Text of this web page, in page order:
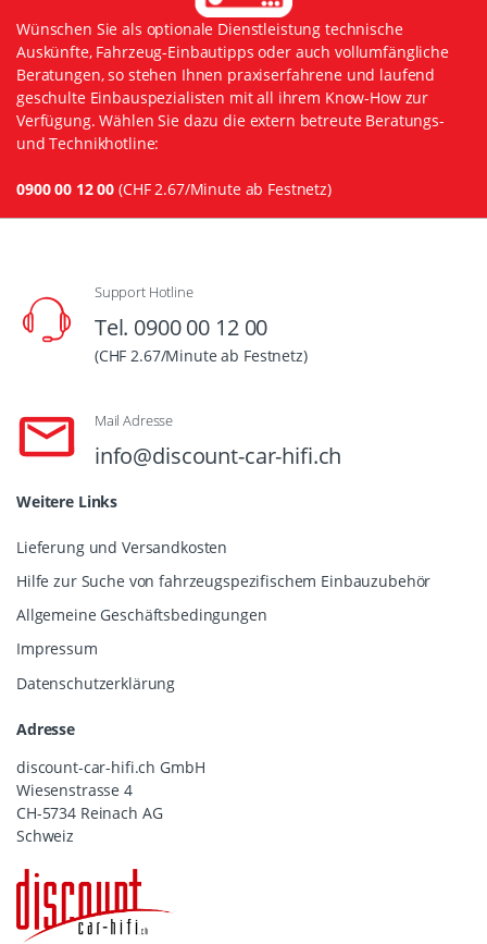
Wünschen Sie als optionale Dienstleistung technische
Auskünfte, Fahrzeug-Einbautipps oder auch vollumfängliche
Beratungen, so stehen Ihnen praxiserfahrene und laufend
geschulte Einbauspezialisten mit all ihrem Know-How zur
Verfügung. Wählen Sie dazu die extern betreute Beratungs-
und Technikhotline:
0900 00 12 00 (CHF 2.67/Minute ab Festnetz)
Support Hotline
Tel. 0900 00 12 00
(CHF 2.67/Minute ab Festnetz)
Mail Adresse
info@discount-car-hifi.ch
Weitere Links
Lieferung und Versandkosten
Hilfe zur Suche von fahrzeugspezifischem Einbauzubehör
Allgemeine Geschäftsbedingungen
Impressum
Datenschutzerklärung
Adresse
discount-car-hifi.ch GmbH
Wiesenstrasse 4
CH-5734 Reinach AG
Schweiz